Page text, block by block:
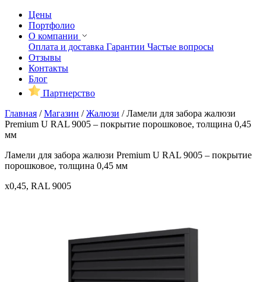
Цены
Портфолио
О компании
Оплата и доставка Гарантии Частые вопросы
Отзывы
Контакты
Блог
Партнерство
Главная /Магазин /Жалюзи /Ламели для забора жалюзи
Premium U RAL 9005 – покрытие порошковое, толщина 0,45
мм
Ламели для забора жалюзи Premium U RAL 9005 – покрытие
порошковое, толщина 0,45 мм
x0,45, RAL 9005